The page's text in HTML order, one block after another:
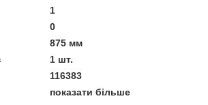
1
0
875 мм
1 шт.
116383
показати більше